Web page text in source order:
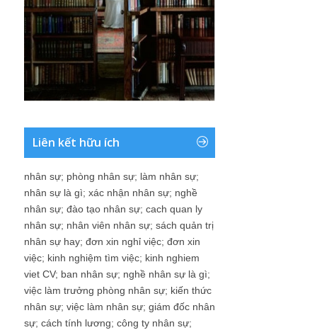
Liên kết hữu ích
nhân sự; phòng nhân sự; làm nhân sự;
nhân sự là gì; xác nhận nhân sự; nghề
nhân sự; đào tạo nhân sự; cach quan ly
nhân sự; nhân viên nhân sự; sách quản trị
nhân sự hay; đơn xin nghỉ việc; đơn xin
việc; kinh nghiệm tìm việc; kinh nghiem
viet CV; ban nhân sự; nghề nhân sự là gì;
việc làm trưởng phòng nhân sự; kiến thức
nhân sự; việc làm nhân sự; giám đốc nhân
sự; cách tính lương; công ty nhân sự;